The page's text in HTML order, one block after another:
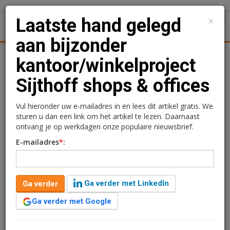
Nieuws Uitgelicht Achtergronden Woningmarkt
Laatste hand gelegd aan
bijzonder
kantoor/winkelproject
Sijthoff shops & offices
10 december 2014 om 12:23 1 minuut leestijd
Den Haag is dichtbij een nieuwe landmark dankzij de bijzondere
architectuur. Overmorgen zullen aan de gevel van het Sijthoff-
×
Laatste hand gelegd
aan bijzonder
kantoor/winkelproject
Sijthoff shops & offices
Vul hieronder uw e-mailadres in en lees dit artikel gratis. We
sturen u dan een link om het artikel te lezen. Daarnaast
ontvang je op werkdagen onze populaire nieuwsbrief.
E-mailadres*:
Ga verder
Ga verder met LinkedIn
Ga verder met Google